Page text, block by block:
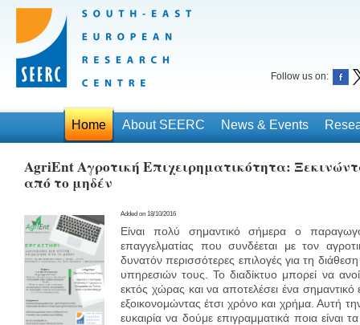
Follow us on:
Home About SEERC News & Events
AgriEnt Αγροτική Επιχειρηματικότητα:
από το μηδέν
Added on 18/10/2016
Είναι πολύ σημαντικό σήμερα ο
επαγγελματίας που συνδέεται με τον
δυνατόν περισσότερες επιλογές για τη
υπηρεσιών τους. Το διαδίκτυο μπορεί να
εκτός χώρας και να αποτελέσει ένα σημαντικό
εξοικονομώντας έτσι χρόνο και χρήμα. Αυτή
ευκαιρία να δούμε επιγραμματικά ποια είναι